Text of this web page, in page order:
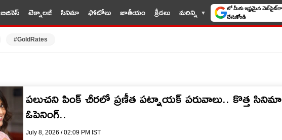
బిజినెస్ టెక్నాలజీ సినిమా ఫోటోలు జాతీయం క్రీడలు మరిన్ని 10TV సెలెక్ట్ చేసుకోండి
#GoldRates
పలుచని పింక్ చీరలో ప్రణీత పట్నాయక్ పరువాలు.. కొత్త సినిమా
ఓపెనింగ్..
July 8, 2026 / 02:09 PM IST